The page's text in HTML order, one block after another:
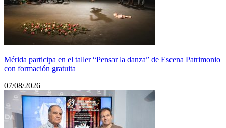
Mérida participa en el taller “Pensar la danza” de Escena Patrimonio
con formación gratuita
07/08/2026